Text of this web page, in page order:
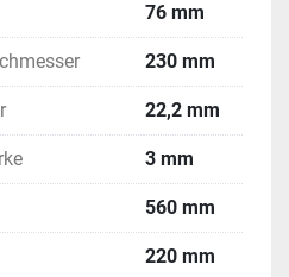
76 mm
230 mm
22,2 mm
3 mm
560 mm
220 mm